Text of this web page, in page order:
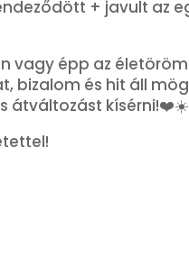
+ javult az
épp az
bizalom és hit áll
átváltozást